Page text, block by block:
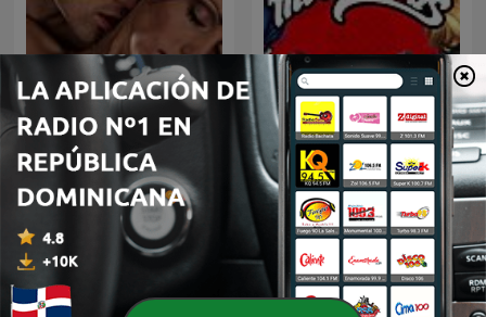
Erotic Fiction Miraculous Ladybug